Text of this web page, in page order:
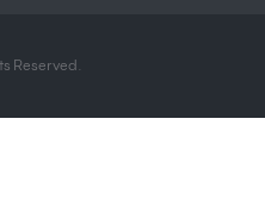
Reserved.